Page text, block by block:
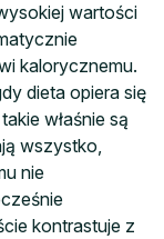
wartości
kalorycznemu.
dieta opiera się
właśnie są
wszystko,
nie
kontrastuje z